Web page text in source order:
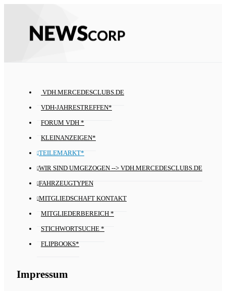
VDH.MERCEDESCLUBS.DE
VDH-JAHRESTREFFEN*
FORUM VDH *
KLEINANZEIGEN*
TEILEMARKT*
WIR SIND UMGEZOGEN --> VDH.MERCEDESCLUBS.DE
FAHRZEUGTYPEN
MITGLIEDSCHAFT KONTAKT
MITGLIEDERBEREICH *
STICHWORTSUCHE *
FLIPBOOKS*
Impressum